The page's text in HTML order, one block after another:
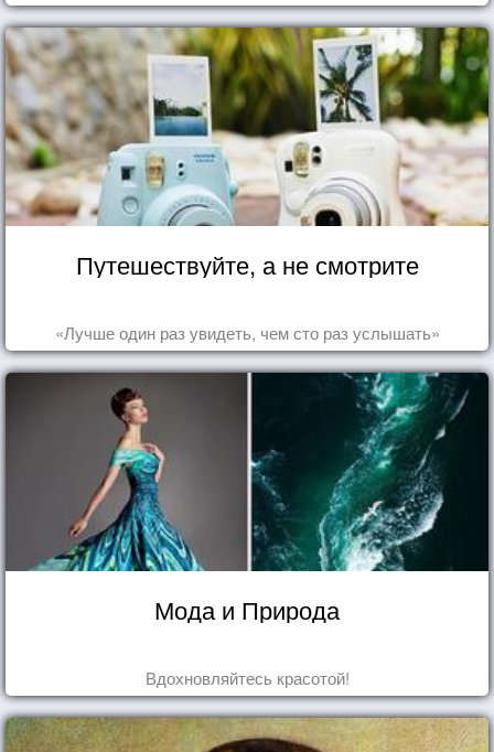
Путешествуйте, а не смотрите
«Лучше один раз увидеть, чем сто раз услышать»
Мода и Природа
Вдохновляйтесь красотой!